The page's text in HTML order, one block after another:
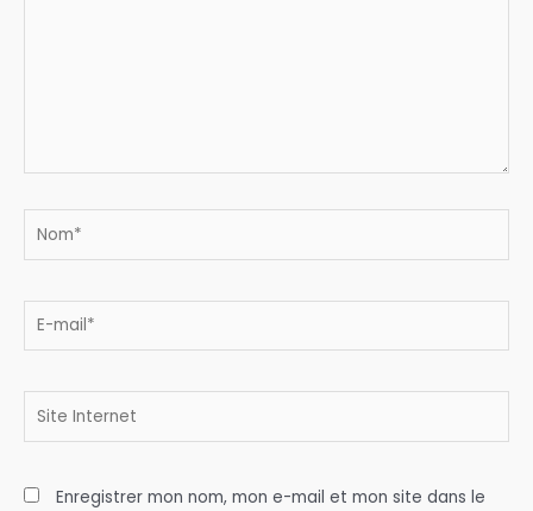
Nom*
E-
mail*
Site
Enregistrer mon nom, mon e-mail et mon site dans le